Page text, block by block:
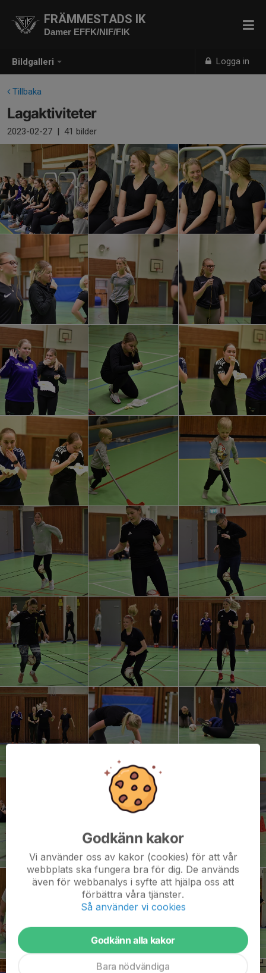
Bildgalleri Logga in
FRÄMMESTADS IK
Damer EFFK/NIF/FIK
Tillbaka
Lagaktiviteter
2023-02-27 | 41 bilder
Godkänn kakor
Vi använder oss av kakor (cookies) för att vår
webbplats ska fungera bra för dig. De används
även för webbanalys i syfte att hjälpa oss att
förbättra våra tjänster.
Så använder vi cookies
Godkänn alla kakor
Bara nödvändiga